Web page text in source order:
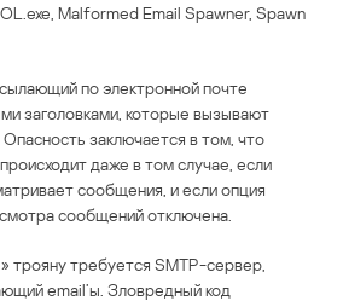
Malformed Email Spawner, Spawn
по электронной почте
заголовками, которые вызывают
заключается в том, что
даже в том случае, если
сообщения, и если опция
сообщений отключена.
трояну требуется SMTP-сервер,
email’ы. Зловредный код